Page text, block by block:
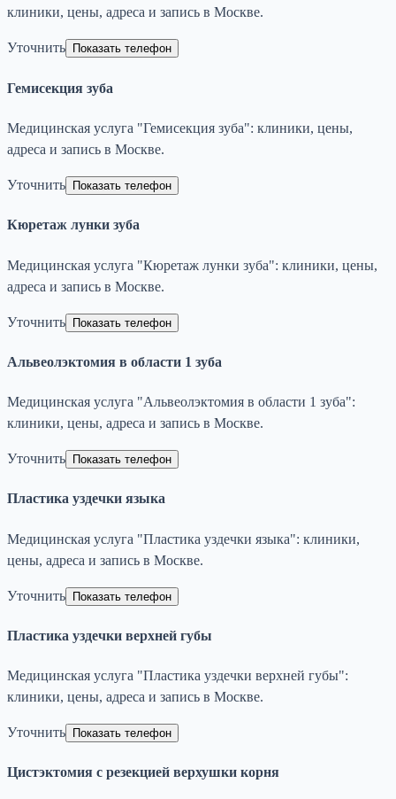
клиники, цены, адреса и запись в Москве.
Уточнить Показать телефон
Гемисекция зуба
Медицинская услуга "Гемисекция зуба": клиники, цены,
адреса и запись в Москве.
Уточнить Показать телефон
Кюретаж лунки зуба
Медицинская услуга "Кюретаж лунки зуба": клиники, цены,
адреса и запись в Москве.
Уточнить Показать телефон
Альвеолэктомия в области 1 зуба
Медицинская услуга "Альвеолэктомия в области 1 зуба":
клиники, цены, адреса и запись в Москве.
Уточнить Показать телефон
Пластика уздечки языка
Медицинская услуга "Пластика уздечки языка": клиники,
цены, адреса и запись в Москве.
Уточнить Показать телефон
Пластика уздечки верхней губы
Медицинская услуга "Пластика уздечки верхней губы":
клиники, цены, адреса и запись в Москве.
Уточнить Показать телефон
Цистэктомия с резекцией верхушки корня